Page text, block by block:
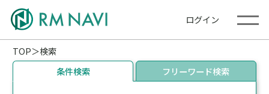
ログイン
TOP
検索
条件検索
フリーワード検索